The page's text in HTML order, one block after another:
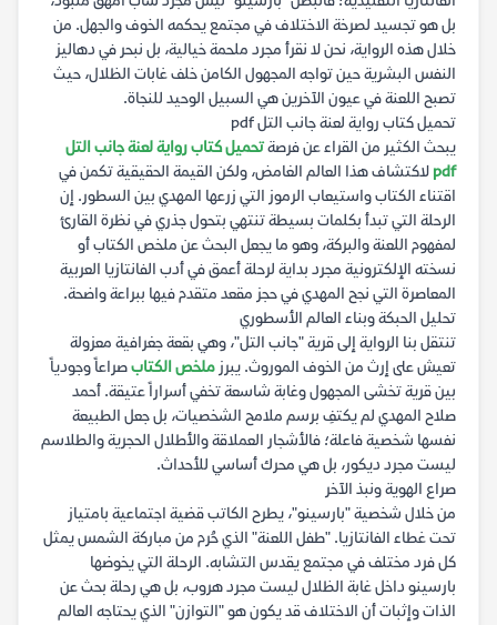
بل هو تجسيد لصرخة الاختلاف في مجتمع يحكمه الخوف والجهل. من
خلال هذه الرواية، نحن لا نقرأ مجرد ملحمة خيالية، بل نبحر في دهاليز
النفس البشرية حين تواجه المجهول الكامن خلف غابات الظلال، حيث
تصبح اللعنة في عيون الآخرين هي السبيل الوحيد للنجاة.
تحميل كتاب رواية لعنة جانب التل pdf
يبحث الكثير من القراء عن فرصةتحميل كتاب رواية لعنة جانب التل
pdf لاكتشاف هذا العالم الغامض، ولكن القيمة الحقيقية تكمن في
اقتناء الكتاب واستيعاب الرموز التي زرعها المهدي بين السطور. إن
الرحلة التي تبدأ بكلمات بسيطة تنتهي بتحول جذري في نظرة القارئ
لمفهوم اللعنة والبركة، وهو ما يجعل البحث عن ملخص الكتاب أو
نسخته الإلكترونية مجرد بداية لرحلة أعمق في أدب الفانتازيا العربية
المعاصرة التي نجح المهدي في حجز مقعد متقدم فيها ببراعة واضحة.
تحليل الحبكة وبناء العالم الأسطوري
تنتقل بنا الرواية إلى قرية "جانب التل"، وهي بقعة جغرافية معزولة
تعيش على إرث من الخوف الموروث. يبرز ملخص الكتابصراعاً وجودياً
بين قرية تخشى المجهول وغابة شاسعة تخفي أسراراً عتيقة. أحمد
صلاح المهدي لم يكتفِ برسم ملامح الشخصيات، بل جعل الطبيعة
نفسها شخصية فاعلة؛ فالأشجار العملاقة والأطلال الحجرية والطلاسم
ليست مجرد ديكور، بل هي محرك أساسي للأحداث.
صراع الهوية ونبذ الآخر
من خلال شخصية "بارسينو"، يطرح الكاتب قضية اجتماعية بامتياز
تحت غطاء الفانتازيا. "طفل اللعنة" الذي حُرم من مباركة الشمس يمثل
كل فرد مختلف في مجتمع يقدس التشابه. الرحلة التي يخوضها
بارسينو داخل غابة الظلال ليست مجرد هروب، بل هي رحلة بحث عن
الذات وإثبات أن الاختلاف قد يكون هو "التوازن" الذي يحتاجه العالم